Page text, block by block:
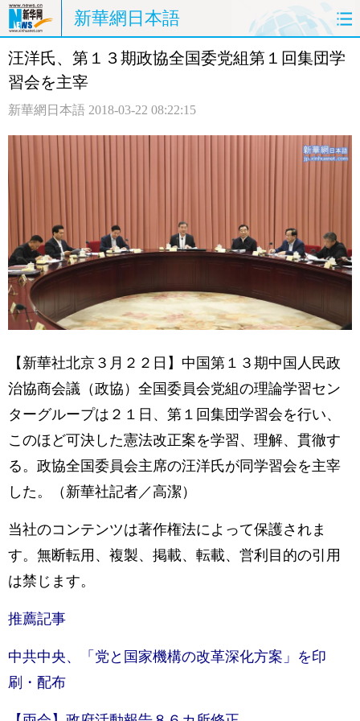
新華網日本語
ホームページ 政治 経済
観光 写真
中日対訳
汪洋氏、第１３期政協全国委党組第１回集団学
習会を主宰
新華網日本語 2018-03-22 08:22:15
【新華社北京３月２２日】中国第１３期中国人民政
治協商会議（政協）全国委員会党組の理論学習セン
ターグループは２１日、第１回集団学習会を行い、
このほど可決した憲法改正案を学習、理解、貫徹す
る。政協全国委員会主席の汪洋氏が同学習会を主宰
した。（新華社記者／高潔）
当社のコンテンツは著作権法によって保護されま
す。無断転用、複製、掲載、転載、営利目的の引用
は禁じます。
推薦記事
中共中央、「党と国家機構の改革深化方案」を印
刷・配布